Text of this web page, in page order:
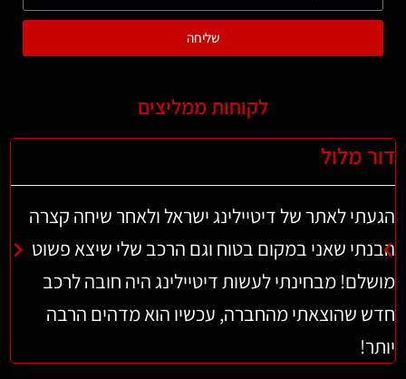
שליחה
לקוחות ממליצים
דור מלול
הגעתי לאתר של דיטיילינג ישראל ולאחר שיחה קצרה
הבנתי שאני במקום בטוח וגם הרכב שלי שיצא פשוט
מושלם! מבחינתי לעשות דיטיילינג היה חובה לרכב
חדש שהוצאתי מהחברה, עכשיו הוא מדהים הרבה
יותר!